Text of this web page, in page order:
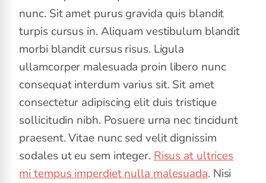
nunc. Sit amet purus gravida quis blandit
turpis cursus in. Aliquam vestibulum blandit
morbi blandit cursus risus. Ligula
ullamcorper malesuada proin libero nunc
consequat interdum varius sit. Sit amet
consectetur adipiscing elit duis tristique
sollicitudin nibh. Posuere urna nec tincidunt
praesent. Vitae nunc sed velit dignissim
sodales ut eu sem integer. Risus at ultrices
mi tempus imperdiet nulla malesuada. Nisi